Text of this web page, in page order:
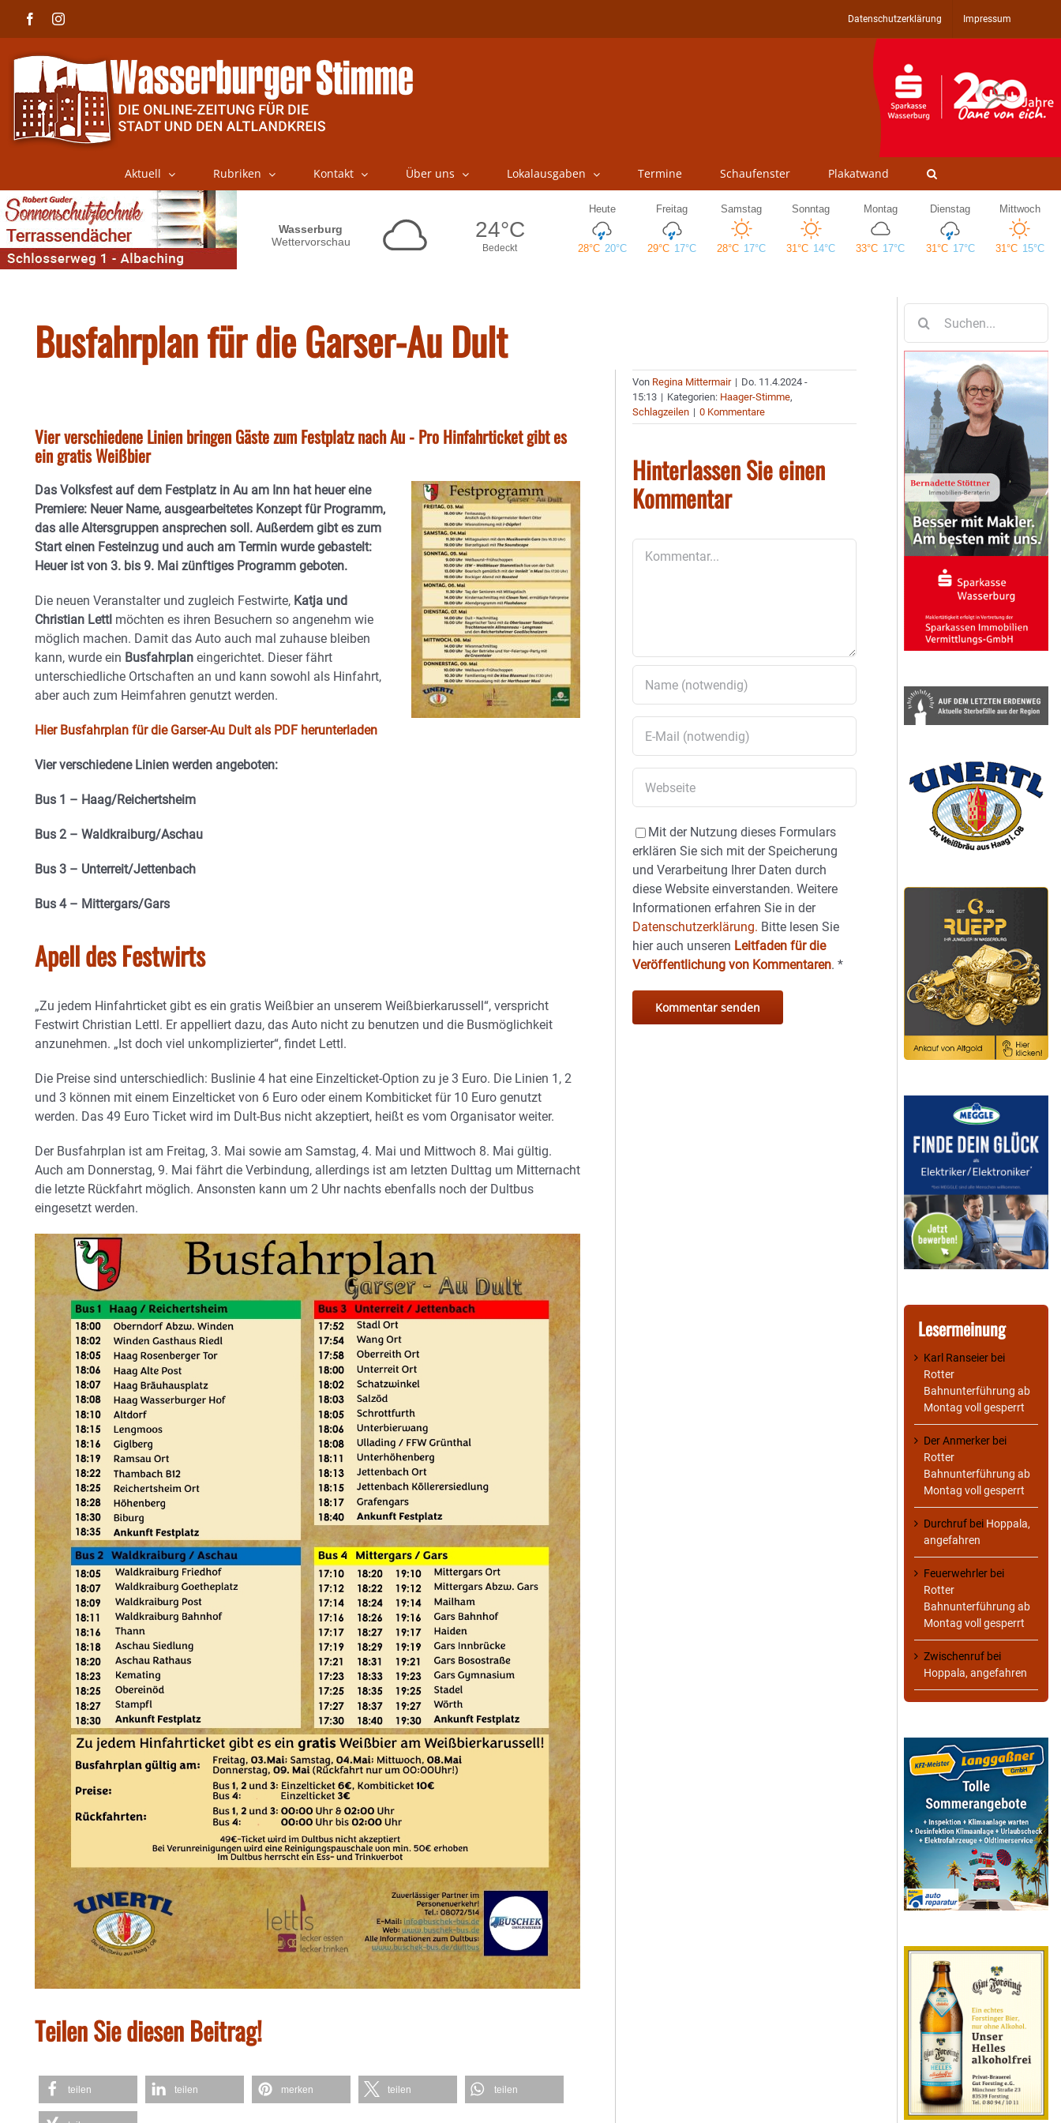
FacebookInstagram Datenschutzerklärung Impressum
Aktuell Rubriken Kontakt Über uns Lokalausgaben Termine Schaufenster Plakatwand
Busfahrplan für die Garser-Au Dult
Vier verschiedene Linien bringen Gäste zum Festplatz nach Au - Pro Hinfahrticket gibt es
ein gratis Weißbier
Das Volksfest auf dem Festplatz in Au am Inn hat heuer eine
Premiere: Neuer Name, ausgearbeitetes Konzept für Programm,
das alle Altersgruppen ansprechen soll. Außerdem gibt es zum
Start einen Festeinzug und auch am Termin wurde gebastelt:
Heuer ist von 3. bis 9. Mai zünftiges Programm geboten.
Die neuen Veranstalter und zugleich Festwirte, Katja und
Christian Lettl möchten es ihren Besuchern so angenehm wie
möglich machen. Damit das Auto auch mal zuhause bleiben
kann, wurde ein Busfahrplan eingerichtet. Dieser fährt
unterschiedliche Ortschaften an und kann sowohl als Hinfahrt,
aber auch zum Heimfahren genutzt werden.
Hier Busfahrplan für die Garser-Au Dult als PDF herunterladen
Vier verschiedene Linien werden angeboten:
Bus 1 – Haag/Reichertsheim
Bus 2 – Waldkraiburg/Aschau
Bus 3 – Unterreit/Jettenbach
Bus 4 – Mittergars/Gars
Apell des Festwirts
„Zu jedem Hinfahrticket gibt es ein gratis Weißbier an unserem Weißbierkarussell“, verspricht
Festwirt Christian Lettl. Er appelliert dazu, das Auto nicht zu benutzen und die Busmöglichkeit
anzunehmen. „Ist doch viel unkomplizierter“, findet Lettl.
Die Preise sind unterschiedlich: Buslinie 4 hat eine Einzelticket-Option zu je 3 Euro. Die Linien 1, 2
und 3 können mit einem Einzelticket von 6 Euro oder einem Kombiticket für 10 Euro genutzt
werden. Das 49 Euro Ticket wird im Dult-Bus nicht akzeptiert, heißt es vom Organisator weiter.
Der Busfahrplan ist am Freitag, 3. Mai sowie am Samstag, 4. Mai und Mittwoch 8. Mai gültig.
Auch am Donnerstag, 9. Mai fährt die Verbindung, allerdings ist am letzten Dulttag um Mitternacht
die letzte Rückfahrt möglich. Ansonsten kann um 2 Uhr nachts ebenfalls noch der Dultbus
eingesetzt werden.
Teilen Sie diesen Beitrag!
teilen teilen merken teilen teilen
Von Regina Mittermair | Do. 11.4.2024 -
15:13 | Kategorien: Haager-Stimme,
Schlagzeilen | 0 Kommentare
Hinterlassen Sie einen
Kommentar
Mit der Nutzung dieses Formulars
erklären Sie sich mit der Speicherung
und Verarbeitung Ihrer Daten durch
diese Website einverstanden. Weitere
Informationen erfahren Sie in der
Datenschutzerklärung. Bitte lesen Sie
hier auch unseren Leitfaden für die
Veröffentlichung von Kommentaren.*
nach:
Lesermeinung
Karl Ranseier bei
Rotter
Bahnunterführung ab
Montag voll gesperrt
Der Anmerker bei
Rotter
Bahnunterführung ab
Montag voll gesperrt
Durchruf bei Hoppala,
angefahren
Feuerwehrler bei
Rotter
Bahnunterführung ab
Montag voll gesperrt
Zwischenruf bei
Hoppala, angefahren